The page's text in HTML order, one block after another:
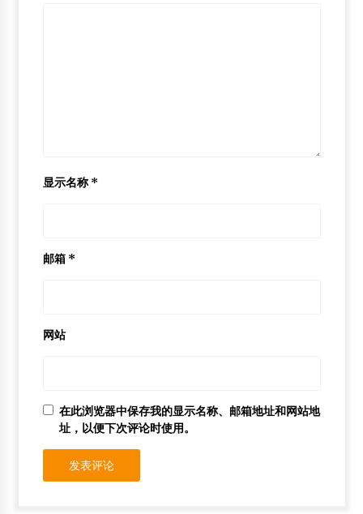
显示名称 *
邮箱 *
网站
在此浏览器中保存我的显示名称、邮箱地址和网站地
址，以便下次评论时使用。